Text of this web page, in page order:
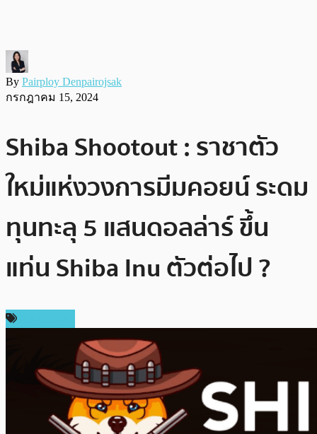
By Pairploy Denpairojsak
กรกฎาคม 15, 2024
Shiba Shootout : ราชาตัว
ใหม่แห่งวงการมีมคอยน์ ระดม
ทุนทะลุ 5 แสนดอลล่าร์ ขึ้น
แท่น Shiba Inu ตัวต่อไป ?